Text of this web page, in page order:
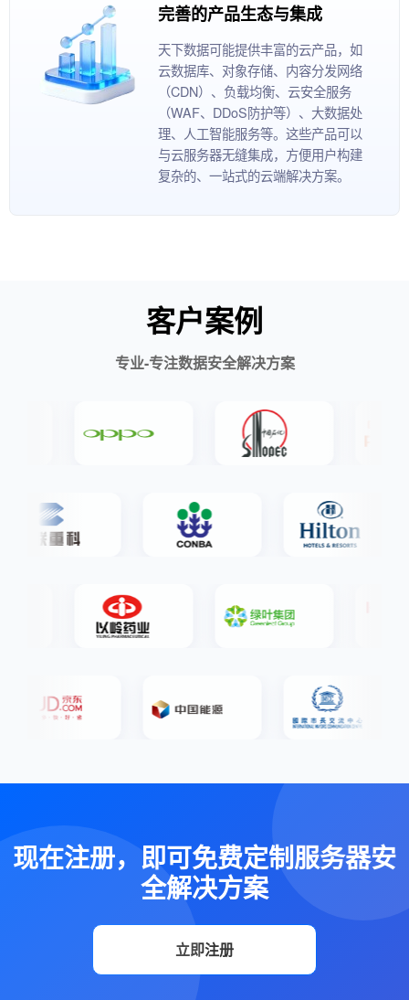
完善的产品生态与集成
天下数据可能提供丰富的云产品，如
云数据库、对象存储、内容分发网络
（CDN）、负载均衡、云安全服务
（WAF、DDoS防护等）、大数据处
理、人工智能服务等。这些产品可以
与云服务器无缝集成，方便用户构建
复杂的、一站式的云端解决方案。
客户案例
专业-专注数据安全解决方案
现在注册，即可免费定制服务器安
全解决方案
立即注册